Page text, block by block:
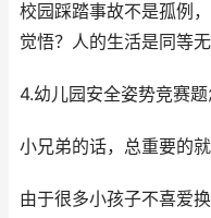
校园踩踏事故不是孤例
觉悟？人的生活是同等无
4.幼儿园安全姿势竞赛
小兄弟的话，总重要的
由于很多小孩子不喜爱